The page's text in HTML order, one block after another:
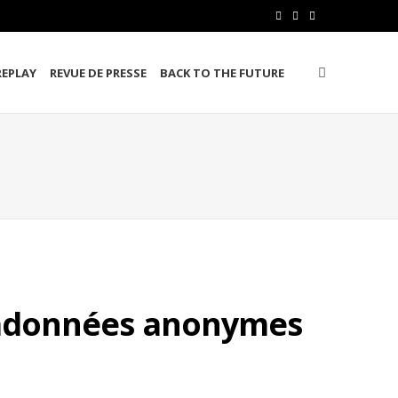
c
e t
n
k
REVUE DE PRESSE BACK TO THE FUTURE
anonymes